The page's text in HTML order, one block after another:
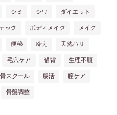
シミ シワ ダイエット
ック ボディメイク メイク
便秘 冷え 天然ハリ
毛穴ケア 猫背 生理不順
スクール 腸活 膣ケア
骨盤調整